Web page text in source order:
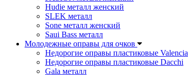
Hudie металл женский
SLEK металл
Sone металл женский
Saui Bass металл
Молодежные оправы для очков
Недорогие оправы пластиковые Valencia
Недорогие оправы пластиковые Dacchi
Gala металл